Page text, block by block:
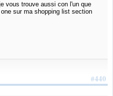
vous trouve aussi con l'un que
sur ma shopping list section
#440